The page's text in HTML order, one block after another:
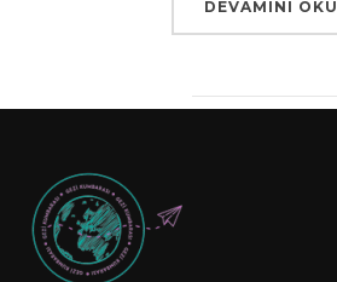
DEVAMINI OKU